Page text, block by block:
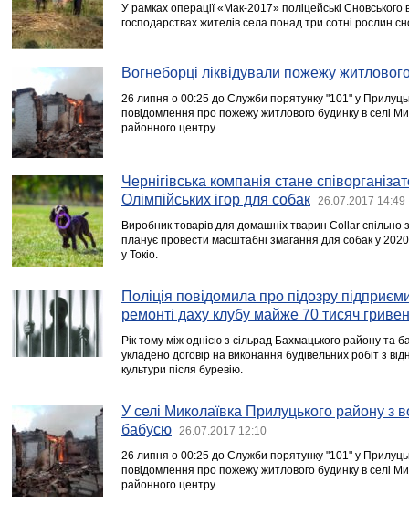
У рамках операції «Мак-2017» поліцейські Сновського
господарствах жителів села понад три сотні рослин
Вогнеборці ліквідували пожежу
26 липня о 00:25 до Служби порятунку "101" у
повідомлення про пожежу житлового будинку в селі
районного центру.
Чернігівська компанія стане
Олімпійських ігор для собак
26.07.2017 14:49
Виробник товарів для домашніх тварин Collar
планує провести масштабні змагання для собак у 2020
у Токіо.
Поліція повідомила про підозру
ремонті даху клубу майже 70 тисяч
Рік тому між однією з сільрад Бахмацького району та
укладено договір на виконання будівельних робіт з
культури після буревію.
У селі Миколаївка Прилуцького району з
бабусю
26.07.2017 12:10
26 липня о 00:25 до Служби порятунку "101" у
повідомлення про пожежу житлового будинку в селі
районного центру.